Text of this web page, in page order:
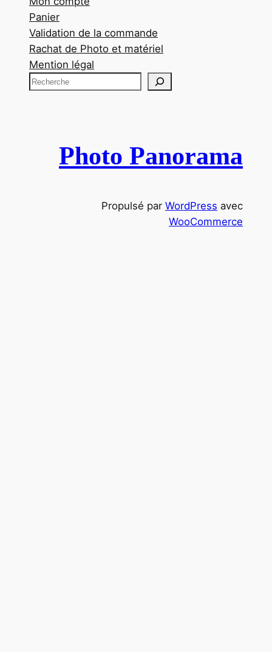
Panier
Validation de la commande
Rachat de Photo et matériel
Mention légal
R
Photo Panorama
Propulsé par WordPress avec
WooCommerce